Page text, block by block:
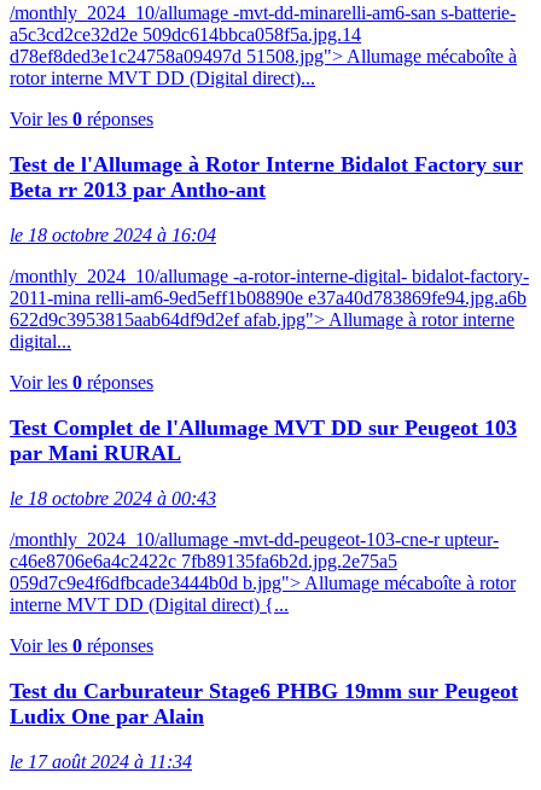
/monthly_2024_10/allumage -mvt-dd-minarelli-am6-san s-batterie-
a5c3cd2ce32d2e 509dc614bbca058f5a.jpg.14
d78ef8ded3e1c24758a09497d 51508.jpg"> Allumage mécaboîte à
rotor interne MVT DD (Digital direct)...
Voir les 0 réponses
Test de l'Allumage à Rotor Interne Bidalot Factory sur
Beta rr 2013 par Antho-ant
le 18 octobre 2024 à 16:04
/monthly_2024_10/allumage -a-rotor-interne-digital- bidalot-factory-
2011-mina relli-am6-9ed5eff1b08890e e37a40d783869fe94.jpg.a6b
622d9c3953815aab64df9d2ef afab.jpg"> Allumage à rotor interne
digital...
Voir les 0 réponses
Test Complet de l'Allumage MVT DD sur Peugeot 103
par Mani RURAL
le 18 octobre 2024 à 00:43
/monthly_2024_10/allumage -mvt-dd-peugeot-103-cne-r upteur-
c46e8706e6a4c2422c 7fb89135fa6b2d.jpg.2e75a5
059d7c9e4f6dfbcade3444b0d b.jpg"> Allumage mécaboîte à rotor
interne MVT DD (Digital direct) {...
Voir les 0 réponses
Test du Carburateur Stage6 PHBG 19mm sur Peugeot
Ludix One par Alain
le 17 août 2024 à 11:34